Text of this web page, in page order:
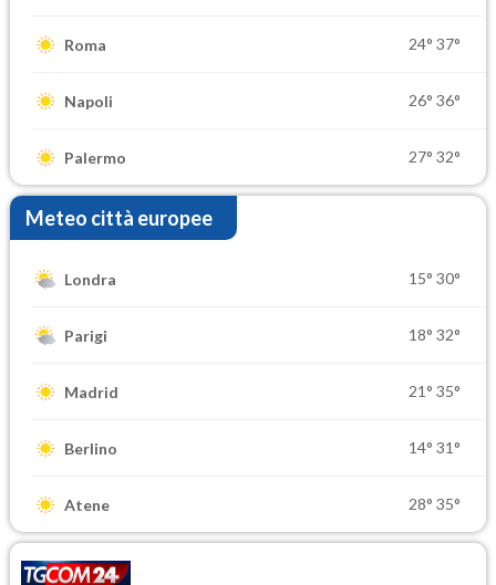
Roma 24° 37°
Napoli 26° 36°
Palermo 27° 32°
Meteo città europee
Londra 15° 30°
Parigi 18° 32°
Madrid 21° 35°
Berlino 14° 31°
Atene 28° 35°